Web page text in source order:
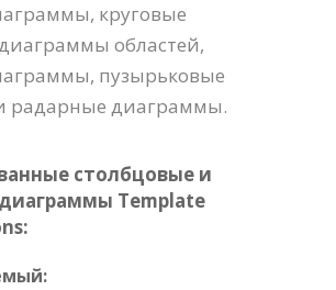
круговые
областей,
пузырьковые
радарные диаграммы.
столбцовые и
Template